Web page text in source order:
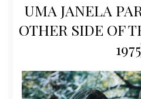
UMA JANELA
OTHER SIDE OF